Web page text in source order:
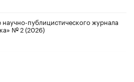
публицистического журнала
№ 2 (2026)